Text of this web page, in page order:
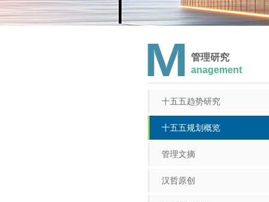
管理研究
anagement
十五五趋势研究
十五五规划概览
管理文摘
汉哲原创